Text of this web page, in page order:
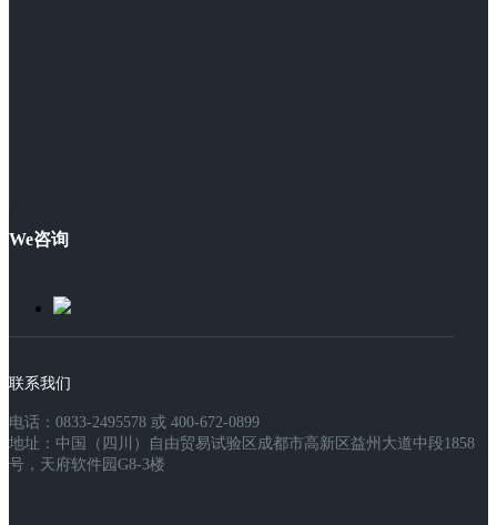
We咨询
联系我们
电话：0833-2495578 或 400-672-0899
地址：中国（四川）自由贸易试验区成都市高新区益州大道中段1858
号，天府软件园G8-3楼